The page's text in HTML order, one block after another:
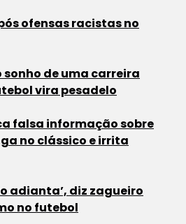
ofensas racistas no
sonho de uma carreira
vira pesadelo
falsa informação sobre
no clássico e irrita
adianta’, diz zagueiro
no futebol